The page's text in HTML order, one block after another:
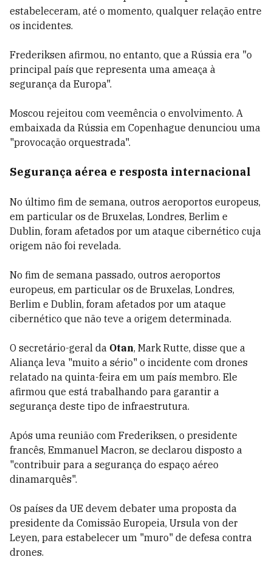
estabeleceram, até o momento, qualquer relação entre
os incidentes.
Frederiksen afirmou, no entanto, que a Rússia era "o
principal país que representa uma ameaça à
segurança da Europa".
Moscou rejeitou com veemência o envolvimento. A
embaixada da Rússia em Copenhague denunciou uma
"provocação orquestrada".
Segurança aérea e resposta internacional
No último fim de semana, outros aeroportos europeus,
em particular os de Bruxelas, Londres, Berlim e
Dublin, foram afetados por um ataque cibernético cuja
origem não foi revelada.
No fim de semana passado, outros aeroportos
europeus, em particular os de Bruxelas, Londres,
Berlim e Dublin, foram afetados por um ataque
cibernético que não teve a origem determinada.
O secretário-geral da Otan, Mark Rutte, disse que a
Aliança leva "muito a sério" o incidente com drones
relatado na quinta-feira em um país membro. Ele
afirmou que está trabalhando para garantir a
segurança deste tipo de infraestrutura.
Após uma reunião com Frederiksen, o presidente
francês, Emmanuel Macron, se declarou disposto a
"contribuir para a segurança do espaço aéreo
dinamarquês".
Os países da UE devem debater uma proposta da
presidente da Comissão Europeia, Ursula von der
Leyen, para estabelecer um "muro" de defesa contra
drones.